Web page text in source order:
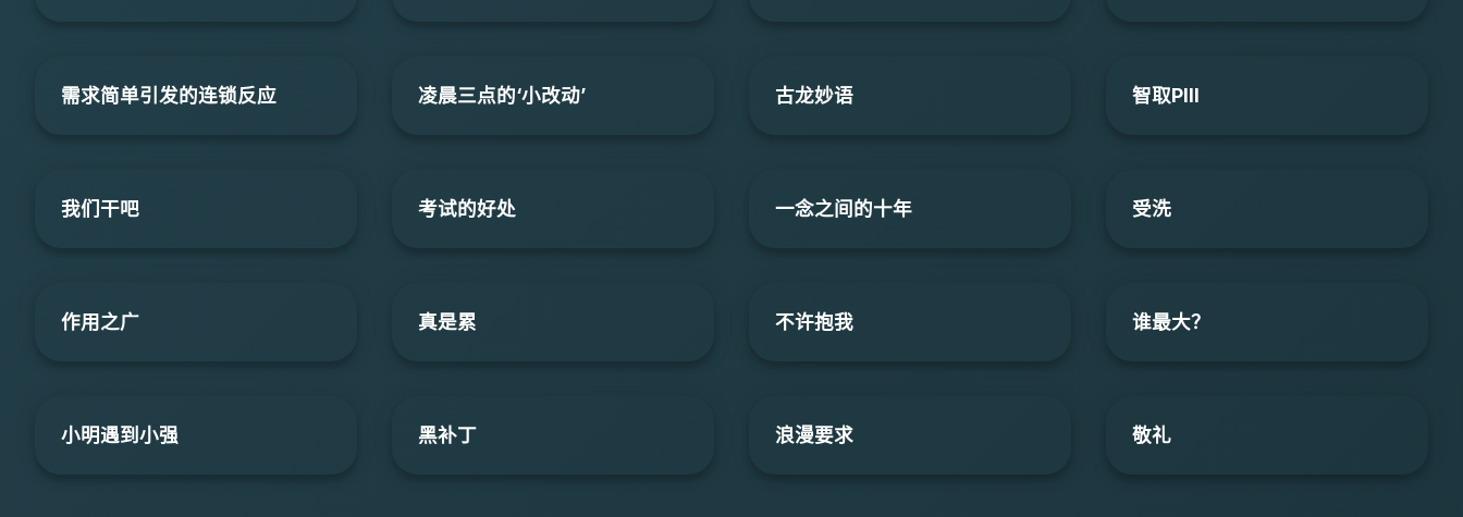
需求简单引发的连锁反应 凌晨三点的‘小改动’ 古龙妙语 智取PIII
我们干吧 考试的好处 一念之间的十年 受洗
作用之广 真是累 不许抱我 谁最大？
小明遇到小强 黑补丁 浪漫要求 敬礼